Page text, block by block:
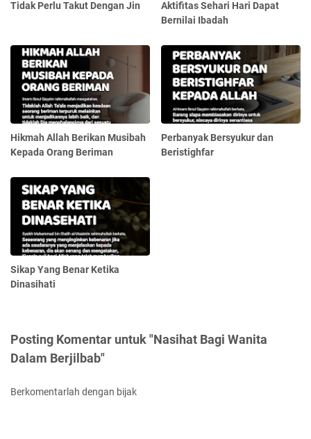
Tidak Perlu Takut Dengan Jin
Aktifitas Sehari Hari Dapat
Bernilai Ibadah
Hikmah Allah Berikan Musibah
Kepada Orang Beriman
Perbanyak Bersyukur dan
Beristighfar
Sikap Yang Benar Ketika
Dinasihati
Posting Komentar untuk "Nasihat Bagi Wanita
Dalam Berjilbab"
Berkomentarlah dengan bijak